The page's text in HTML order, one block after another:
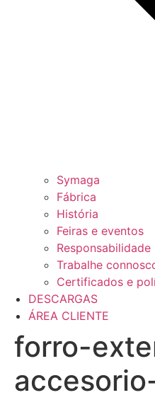
Symaga
Fábrica
História
Feiras e eventos
Trabalhe
Certificados e
DESCARGAS
ÁREA CLIENTE
forro-